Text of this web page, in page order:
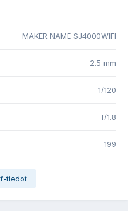
MAKER NAME SJ4000WIFI
2.5 mm
1/120
f/1.8
199
tiedot